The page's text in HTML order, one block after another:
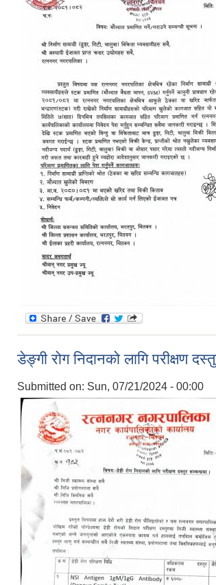
डेङ्गी रोग निदानको लागि परीक्षण
Submitted on: Sun, 07/21/2024 - 00:00